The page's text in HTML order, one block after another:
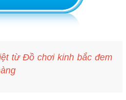
từ Đồ chơi kinh bắc đem